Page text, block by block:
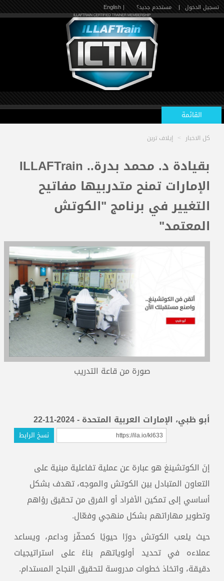
تسجيل الدخول | مستخدم جديد؟ | English
القائمة
الرئيسية
الدورات القادمة
المدربون
كل الاخبار > إيلاف ترين
بقيادة د. محمد بدرة.. ILLAFTrain
الإمارات تمنح متدربيها مفاتيح
التغيير في برنامج "الكوتش
المعتمد"
صورة من قاعة التدريب
أبو ظبي، الإمارات العربية المتحدة - 2024-11-22
نسخ الرابط
إنَ الكوتشينغ هو عبارة عن عملية تفاعلية مبنية على
التعاون المتبادل بين الكوتش والموجه، تهدف بشكل
أساسي إلى تمكين الأفراد أو الفرق من تحقيق رؤاهم
وتطوير مهاراتهم بشكل منهجي وفعّال.
حيث يلعب الكوتش دورًا حيويًا كمحفّز وداعم، ويساعد
عملاءه في تحديد أولوياتهم بناءً على استراتيجيات
دقيقة، واتخاذ خطوات مدروسة لتحقيق النجاح المستدام.